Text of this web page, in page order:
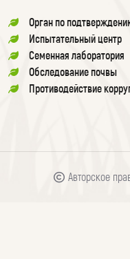
Орган по
Испытательный центр
Семенная лаборатория
Обследование почвы
Противодействие
Авторское